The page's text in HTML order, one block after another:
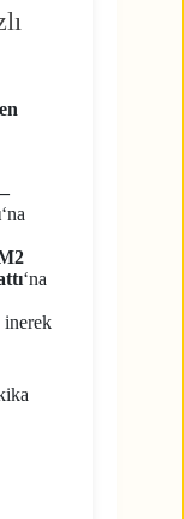
‘na
‘na
inerek